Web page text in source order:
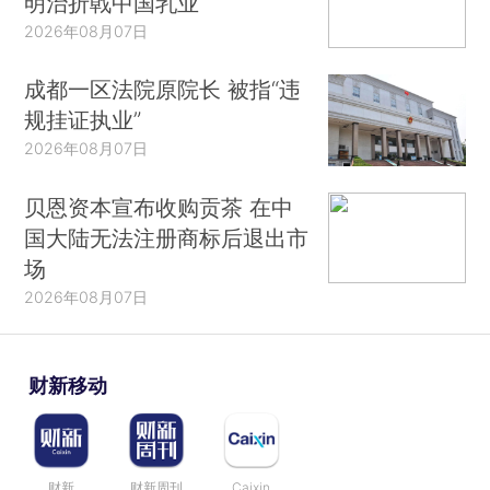
2026年08月07日
成都一区法院原院长 被指“违
规挂证执业”
2026年08月07日
贝恩资本宣布收购贡茶 在中
国大陆无法注册商标后退出市
场
2026年08月07日
财新移动